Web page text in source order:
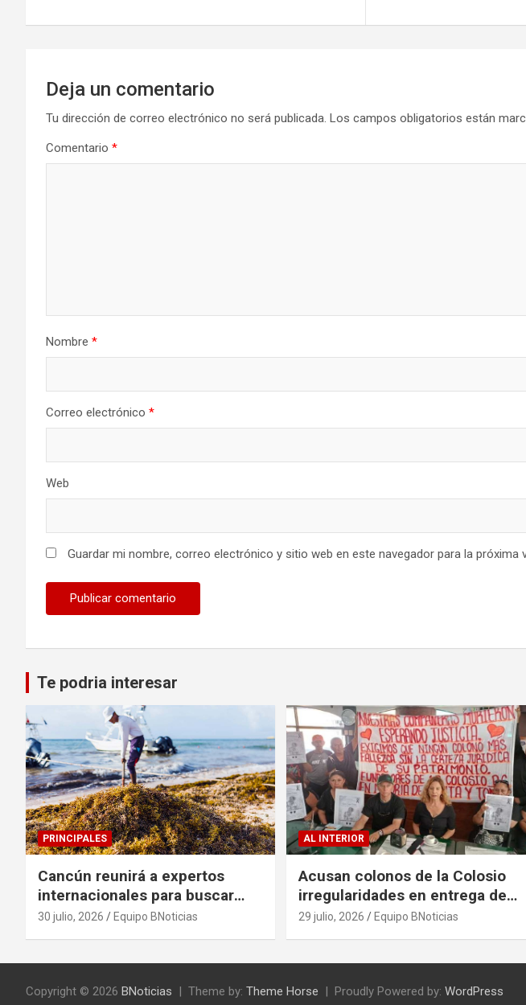
entradas
Deja un comentario
Tu dirección de correo electrónico no será publicada. Los campos obligatorios están
Comentario *
Nombre *
Correo electrónico *
Web
Guardar mi nombre, correo electrónico y sitio web en este navegador para la próxima
Te podria interesar
PRINCIPALES
Cancún reunirá a expertos
internacionales para buscar
soluciones al problema del
30 julio, 2026 Equipo BNoticias
AL INTERIOR
Acusan colonos de la Colosio
irregularidades en entrega de
escrituras
29 julio, 2026 Equipo BNoticias
Copyright © 2026 BNoticias Theme by: Theme Horse Proudly Powered by: WordPress